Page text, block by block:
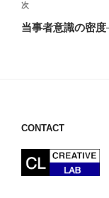
ゲ
ー
次
の
次
当事者意識の密
CONTACT